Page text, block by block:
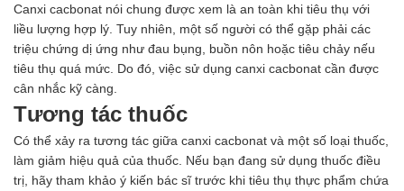
Canxi cacbonat nói chung được xem là an toàn khi tiêu thụ với
liều lượng hợp lý. Tuy nhiên, một số người có thể gặp phải các
triệu chứng dị ứng như đau bụng, buồn nôn hoặc tiêu chảy nếu
tiêu thụ quá mức. Do đó, việc sử dụng canxi cacbonat cần được
cân nhắc kỹ càng.
Tương tác thuốc
Có thể xảy ra tương tác giữa canxi cacbonat và một số loại thuốc,
làm giảm hiệu quả của thuốc. Nếu bạn đang sử dụng thuốc điều
trị, hãy tham khảo ý kiến bác sĩ trước khi tiêu thụ thực phẩm chứa